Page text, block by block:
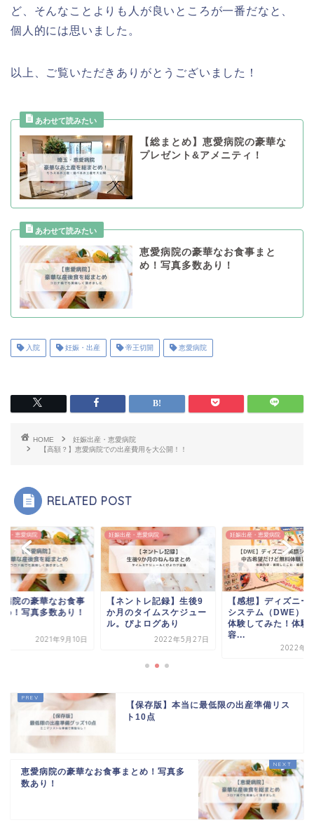
ど、そんなことよりも人が良いところが一番だなと、
個人的には思いました。
以上、ご覧いただきありがとうございました！
【総まとめ】恵愛病院の豪華な
プレゼント&アメニティ！
恵愛病院の豪華なお食事まと
め！写真多数あり！
入院 妊娠・出産 帝王切開 恵愛病院
HOME
妊娠出産・恵愛病院
【高額？】恵愛病院での出産費用を大公開！！
RELATED POST
産・恵愛病院
病院の豪華なお食事
め！写真多数あり！
2021年9月10日
妊娠出産・恵愛病院
【ネントレ記録】生後9
か月のタイムスケジュー
ル。ぴよログあり
2022年5月27日
妊娠出産・恵愛病院
【感想】ディズニー
システム（DWE）
体験してみた！体験
容...
2022年6
【保存版】本当に最低限の出産準備リス
ト10点
恵愛病院の豪華なお食事まとめ！写真多
数あり！